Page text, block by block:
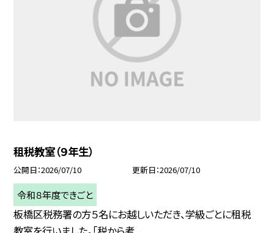
租税教室（９年生）
公開日 2026/07/10 更新日 2026/07/10
令和８年度できごと
板橋区税務署の方５名にお越しいただき、学級ごとに租税